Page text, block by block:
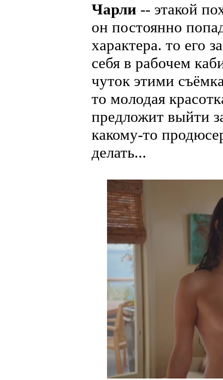
Чарли -- этакой
он постоянно
характера. то его
себя в рабочем
чуток этими
то молодая
предложит выйти
какому-то
делать...